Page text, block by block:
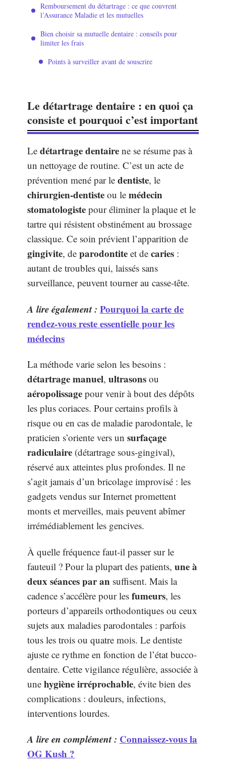
Remboursement du détartrage : ce que couvrent
l’Assurance Maladie et les mutuelles
Bien choisir sa mutuelle dentaire : conseils pour
limiter les frais
Points à surveiller avant de souscrire
Le détartrage dentaire : en quoi ça
consiste et pourquoi c’est important
Le détartrage dentaire ne se résume pas à
un nettoyage de routine. C’est un acte de
prévention mené par le dentiste, le
chirurgien-dentiste ou le médecin
stomatologiste pour éliminer la plaque et le
tartre qui résistent obstinément au brossage
classique. Ce soin prévient l’apparition de
gingivite, de parodontite et de caries :
autant de troubles qui, laissés sans
surveillance, peuvent tourner au casse-tête.
A lire également : Pourquoi la carte de
rendez-vous reste essentielle pour les
médecins
La méthode varie selon les besoins :
détartrage manuel, ultrasons ou
aéropolissage pour venir à bout des dépôts
les plus coriaces. Pour certains profils à
risque ou en cas de maladie parodontale, le
praticien s’oriente vers un surfaçage
radiculaire (détartrage sous-gingival),
réservé aux atteintes plus profondes. Il ne
s’agit jamais d’un bricolage improvisé : les
gadgets vendus sur Internet promettent
monts et merveilles, mais peuvent abîmer
irrémédiablement les gencives.
À quelle fréquence faut-il passer sur le
fauteuil ? Pour la plupart des patients, une à
deux séances par an suffisent. Mais la
cadence s’accélère pour les fumeurs, les
porteurs d’appareils orthodontiques ou ceux
sujets aux maladies parodontales : parfois
tous les trois ou quatre mois. Le dentiste
ajuste ce rythme en fonction de l’état bucco-
dentaire. Cette vigilance régulière, associée à
une hygiène irréprochable, évite bien des
complications : douleurs, infections,
interventions lourdes.
A lire en complément : Connaissez-vous la
OG Kush ?